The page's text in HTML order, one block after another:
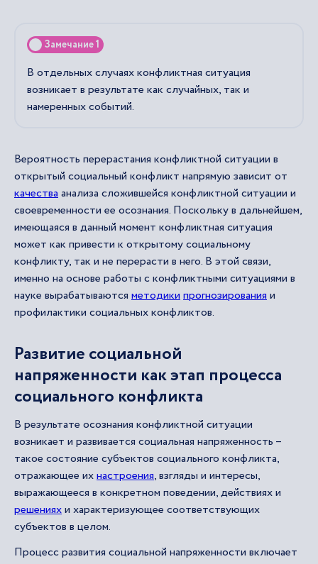
Замечание 1
В отдельных случаях конфликтная ситуация
возникает в результате как случайных, так и
намеренных событий.
Вероятность перерастания конфликтной ситуации в
открытый социальный конфликт напрямую зависит от
качестваанализа сложившейся конфликтной ситуации и
своевременности ее осознания. Поскольку в дальнейшем,
имеющаяся в данный момент конфликтная ситуация
может как привести к открытому социальному
конфликту, так и не перерасти в него. В этой связи,
именно на основе работы с конфликтными ситуациями в
науке вырабатываются методикипрогнозированияи
профилактики социальных конфликтов.
Развитие социальной
напряженности как этап процесса
социального конфликта
В результате осознания конфликтной ситуации
возникает и развивается социальная напряженность –
такое состояние субъектов социального конфликта,
отражающее ихнастроения, взгляды и интересы,
выражающееся в конкретном поведении, действиях и
решенияхи характеризующее соответствующих
субъектов в целом.
Процесс развития социальной напряженности включает